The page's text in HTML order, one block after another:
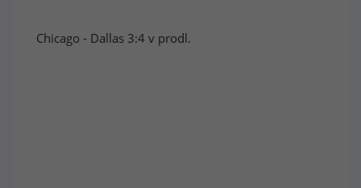
Chicago - Dallas 3:4 v prodl.